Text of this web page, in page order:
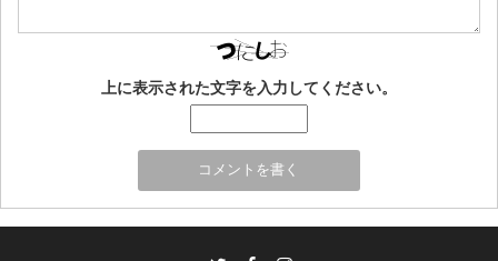
上に表示された文字を入力してください。